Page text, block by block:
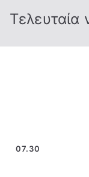
Τελευταία
07.30